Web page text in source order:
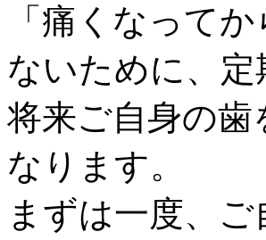
「痛くなって
ないために、
将来ご自身の
なります。
まずは一度、